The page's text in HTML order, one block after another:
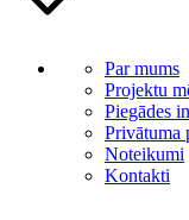
Par mums
Projektu
Piegādes
Privātuma
Noteikumi
Kontakti